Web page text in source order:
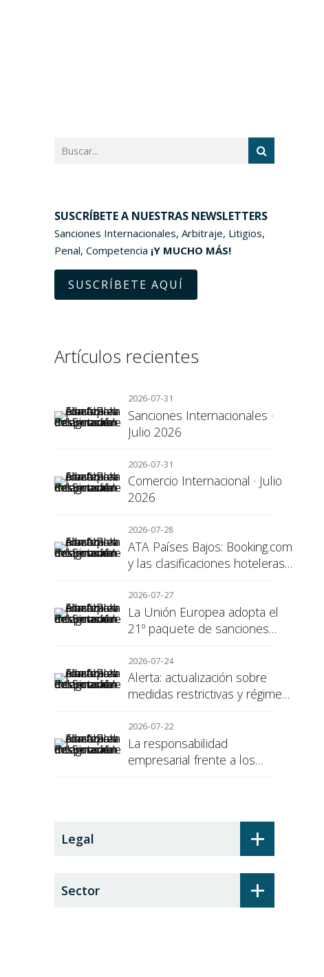
SUSCRÍBETE A NUESTRAS NEWSLETTERS
Sanciones Internacionales, Arbitraje, Litigios,
Penal, Competencia ¡Y MUCHO MÁS!
SUSCRÍBETE AQUÍ
Artículos recientes
2026-07-31
Sanciones Internacionales ·
Julio 2026
2026-07-31
Comercio Internacional · Julio
2026
2026-07-28
ATA Países Bajos: Booking.com
y las clasificaciones hoteleras,
para el consumidor
2026-07-27
La Unión Europea adopta el
21º paquete de sanciones
2026-07-24
Alerta: actualización sobre
medidas restrictivas y régimen
2026-07-22
La responsabilidad
empresarial frente a los
+
Legal
+
Sector